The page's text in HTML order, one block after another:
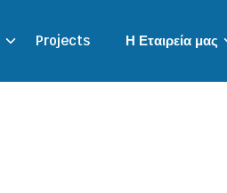
Projects Η Εταιρεία μας